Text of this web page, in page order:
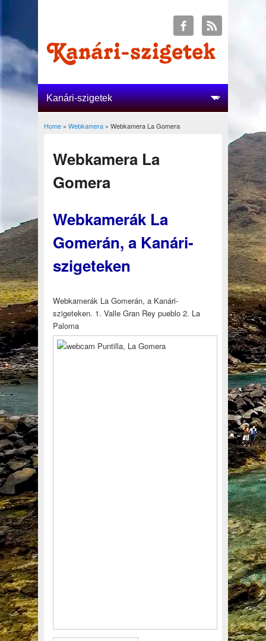
You are here
Home» Webkamera» Webkamera La Gomera
Webkamera La
Gomera
Webkamerák La
Gomerán, a Kanári-
szigeteken
Webkamerák La Gomerán, a Kanári-
szigeteken. 1. Valle Gran Rey pueblo 2. La
Paloma